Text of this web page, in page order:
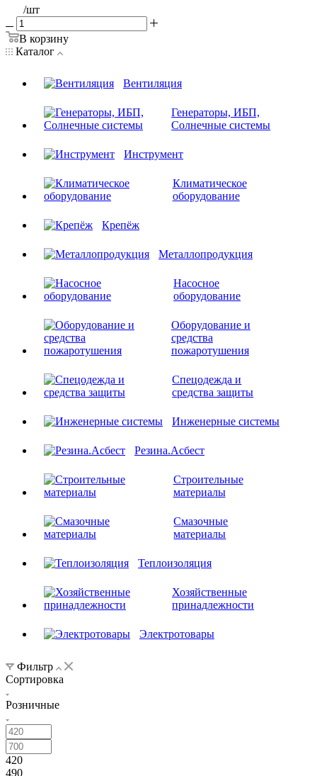
/шт
В корзину
Каталог
Вентиляция
Генераторы, ИБП,
Солнечные системы
Инструмент
Климатическое
оборудование
Крепёж
Металлопродукция
Насосное
оборудование
Оборудование и
средства
пожаротушения
Спецодежда и
средства защиты
Инженерные системы
Резина.Асбест
Строительные
материалы
Смазочные
материалы
Теплоизоляция
Хозяйственные
принадлежности
Электротовары
Фильтр
Сортировка
Розничные
420
490